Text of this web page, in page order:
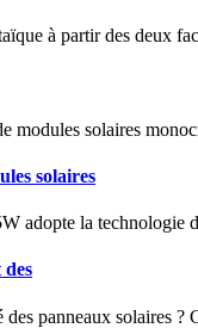
à partir des deux
modules solaires
solaires
adopte la
panneaux solaires